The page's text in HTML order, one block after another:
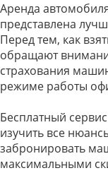
Аренда
представлена
Перед тем, как
обращают
страхования
режиме работы
Бесплатный
изучить все
забронировать
максимальными